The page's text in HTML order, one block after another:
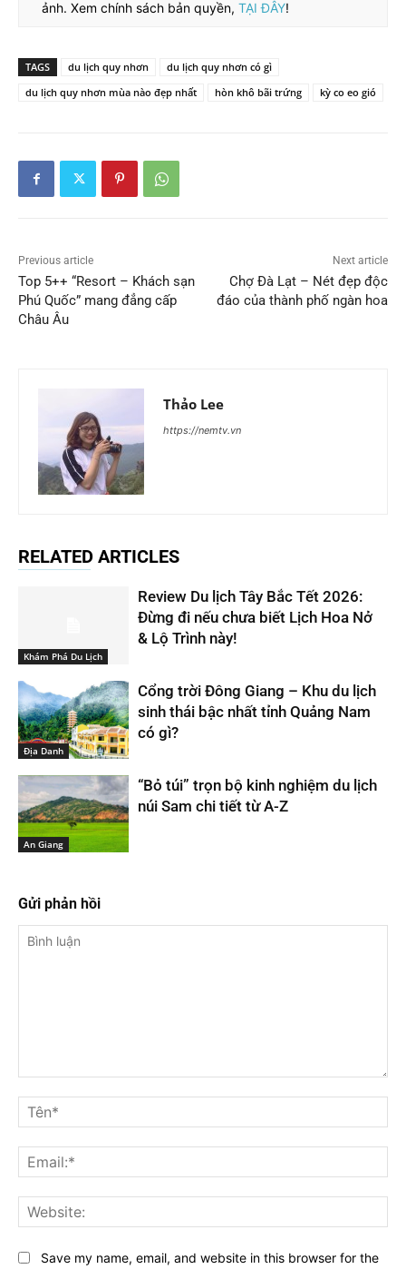
ảnh. Xem chính sách bản quyền, TẠI ĐÂY!
TAGS du lịch quy nhơn
du lịch quy nhơn có gì
du lịch quy nhơn mùa nào đẹp nhất
hòn khô bãi trứng kỳ co eo gió
Previous article
Top 5++ “Resort – Khách sạn
Phú Quốc” mang đẳng cấp
Châu Âu
Next article
Chợ Đà Lạt – Nét đẹp độc
đáo của thành phố ngàn hoa
Thảo Lee
https://nemtv.vn
RELATED ARTICLES
Khám Phá Du Lịch
Review Du lịch Tây Bắc Tết 2026:
Đừng đi nếu chưa biết Lịch Hoa Nở
& Lộ Trình này!
Địa Danh
Cổng trời Đông Giang – Khu du lịch
sinh thái bậc nhất tỉnh Quảng Nam
có gì?
An Giang
“Bỏ túi” trọn bộ kinh nghiệm du lịch
núi Sam chi tiết từ A-Z
Gửi phản hồi
luận
Save my name, email, and website in this browser for the